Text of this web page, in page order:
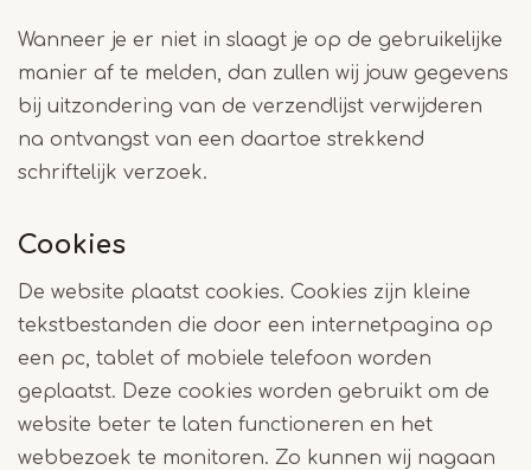
Wanneer je er niet in slaagt je op de gebruikelijke
manier af te melden, dan zullen wij jouw gegevens
bij uitzondering van de verzendlijst verwijderen
na ontvangst van een daartoe strekkend
schriftelijk verzoek.
Cookies
De website plaatst cookies. Cookies zijn kleine
tekstbestanden die door een internetpagina op
een pc, tablet of mobiele telefoon worden
geplaatst. Deze cookies worden gebruikt om de
website beter te laten functioneren en het
webbezoek te monitoren. Zo kunnen wij nagaan